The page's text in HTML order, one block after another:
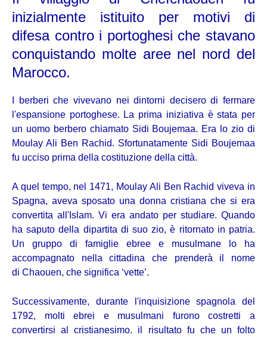
inizialmente istituito per motivi di
difesa contro i portoghesi che stavano
conquistando molte aree nel nord del
Marocco.
I berberi che vivevano nei dintorni decisero di fermare
l'espansione portoghese. La prima iniziativa è stata per
un uomo berbero chiamato Sidi Boujemaa. Era lo zio di
Moulay Ali Ben Rachid. Sfortunatamente Sidi Boujemaa
fu ucciso prima della costituzione della città.
A quel tempo, nel 1471, Moulay Ali Ben Rachid viveva in
Spagna, aveva sposato una donna cristiana che si era
convertita all'Islam. Vi era andato per studiare. Quando
ha saputo della dipartita di suo zio, è ritornato in patria.
Un gruppo di famiglie ebree e musulmane lo ha
accompagnato nella cittadina che prenderà il nome
di Chaouen, che significa ‘vette’.
Successivamente, durante l'inquisizione spagnola del
1792, molti ebrei e musulmani furono costretti a
convertirsi al cristianesimo. il risultato fu che un folto